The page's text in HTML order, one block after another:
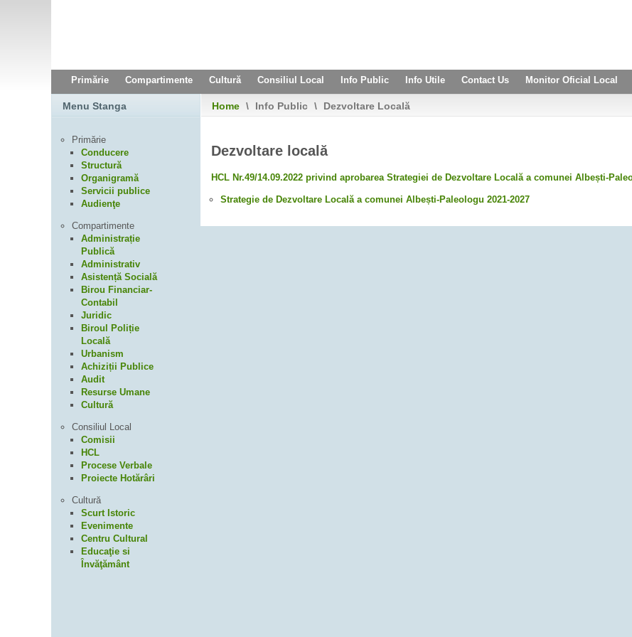
Primărie Compartimente Cultură Consiliul Local Info Public Info Utile Contact Us Monitor Oficial Local
Home \ Info Public \ Dezvoltare Locală
Dezvoltare locală
HCL Nr.49/14.09.2022 privind aprobarea Strategiei de Dezvoltare Locală a comunei Albești-
Strategie de Dezvoltare Locală a comunei Albești-Paleologu 2021-2027
Menu Stanga
Primărie
Conducere
Structură
Organigramă
Servicii publice
Audienţe
Compartimente
Administrație
Publică
Administrativ
Asistență Socială
Birou Financiar-
Contabil
Juridic
Biroul Poliție
Locală
Urbanism
Achiziții Publice
Audit
Resurse Umane
Cultură
Consiliul Local
Comisii
HCL
Procese Verbale
Proiecte Hotărâri
Cultură
Scurt Istoric
Evenimente
Centru Cultural
Educaţie si
Învăţământ